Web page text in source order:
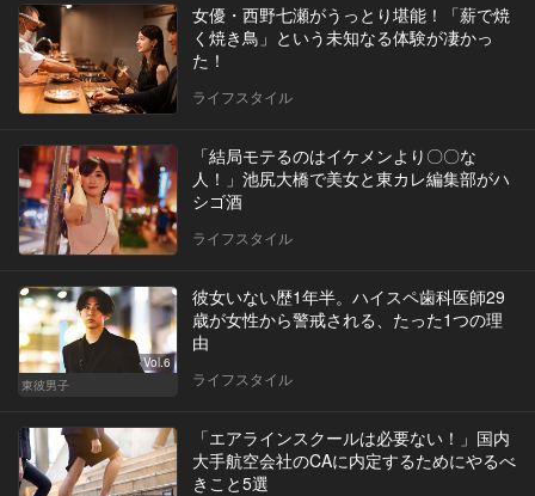
女優・西野七瀬がうっとり堪能！「薪で焼
く焼き鳥」という未知なる体験が凄かっ
た！
ライフスタイル
「結局モテるのはイケメンより〇〇な
人！」池尻大橋で美女と東カレ編集部がハ
シゴ酒
ライフスタイル
Vol.6
東彼男子
彼女いない歴1年半。ハイスペ歯科医師29
歳が女性から警戒される、たった1つの理
由
ライフスタイル
「エアラインスクールは必要ない！」国内
大手航空会社のCAに内定するためにやるべ
きこと5選